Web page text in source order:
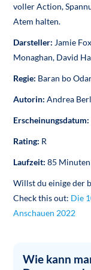
voller Action,
Atem halten.
Darsteller: Jamie
Monaghan, David
Regie: Baran bo
Autorin: Andrea
Erscheinungsdatum:
Rating: R
Laufzeit: 85 Minuten
Willst du einige der
Check this out: Die
Anschauen 2022
Wie kann